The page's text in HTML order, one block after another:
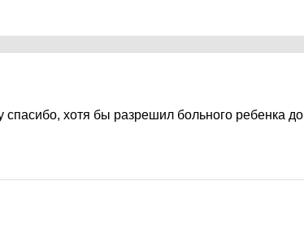
хотя бы разрешил больного ребенка